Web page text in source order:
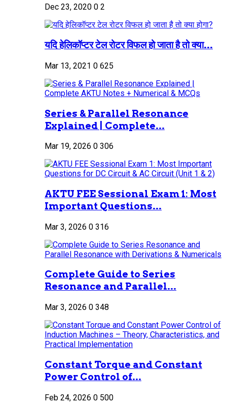
Dec 23, 2020 0 2
यदि हेलिकॉप्टर टेल रोटर विफल हो जाता है तो क्या...
Mar 13, 2021 0 625
Series & Parallel Resonance
Explained | Complete...
Mar 19, 2026 0 306
AKTU FEE Sessional Exam 1: Most
Important Questions...
Mar 3, 2026 0 316
Complete Guide to Series
Resonance and Parallel...
Mar 3, 2026 0 348
Constant Torque and Constant
Power Control of...
Feb 24, 2026 0 500